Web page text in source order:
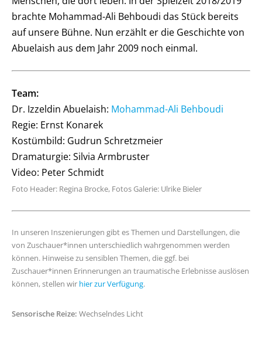
brachte Mohammad-Ali Behboudi das Stück bereits
auf unsere Bühne. Nun erzählt er die Geschichte von
Abuelaish aus dem Jahr 2009 noch einmal.
Team:
Dr. Izzeldin Abuelaish: Mohammad-Ali Behboudi
Regie: Ernst Konarek
Kostümbild: Gudrun Schretzmeier
Dramaturgie: Silvia Armbruster
Video: Peter Schmidt
Foto Header: Regina Brocke, Fotos Galerie: Ulrike Bieler
In unseren Inszenierungen gibt es Themen und Darstellungen, die
von Zuschauer*innen unterschiedlich wahrgenommen werden
können. Hinweise zu sensiblen Themen, die ggf. bei
Zuschauer*innen Erinnerungen an traumatische Erlebnisse auslösen
können, stellen wir hier zur Verfügung.
Sensorische Reize: Wechselndes Licht